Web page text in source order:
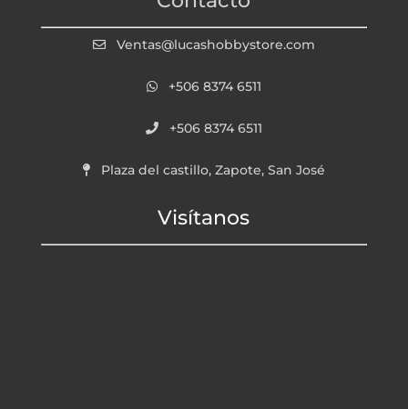
Ventas@lucashobbystore.com
+506 8374 6511
+506 8374 6511
Plaza del castillo, Zapote, San José
Visítanos